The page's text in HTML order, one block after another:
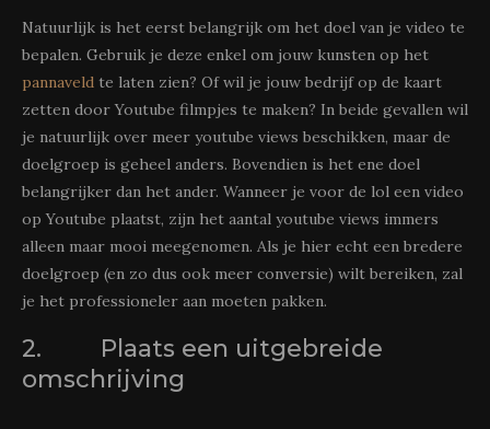
Natuurlijk is het eerst belangrijk om het doel van je video te
bepalen. Gebruik je deze enkel om jouw kunsten op het
pannaveld te laten zien? Of wil je jouw bedrijf op de kaart
zetten door Youtube filmpjes te maken? In beide gevallen wil
je natuurlijk over meer youtube views beschikken, maar de
doelgroep is geheel anders. Bovendien is het ene doel
belangrijker dan het ander. Wanneer je voor de lol een video
op Youtube plaatst, zijn het aantal youtube views immers
alleen maar mooi meegenomen. Als je hier echt een bredere
doelgroep (en zo dus ook meer conversie) wilt bereiken, zal
je het professioneler aan moeten pakken.
2. Plaats een uitgebreide
omschrijving